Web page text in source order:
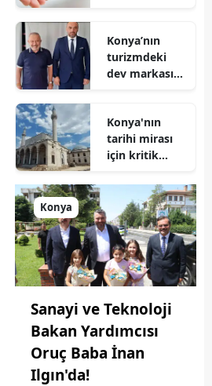
Konya’nın
turizmdeki
dev markası
de zirveye
oynuyor
Konya'nın
tarihi mirası
için kritik
durum
açıklandı
Konya
Sanayi ve Teknoloji
Bakan Yardımcısı
Oruç Baba İnan
Ilgın'da!